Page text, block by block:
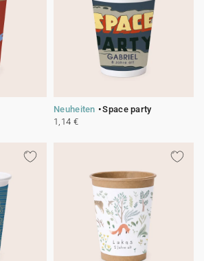
Neuheiten
Space party
1,14 €